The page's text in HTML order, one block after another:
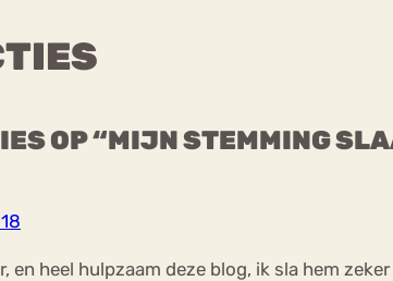
OP “MIJN STEMMING
en heel hulpzaam deze blog, ik sla hem